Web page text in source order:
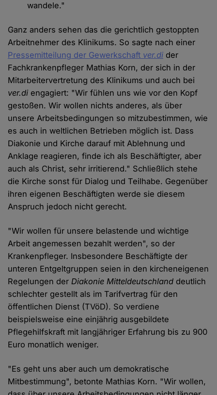
wandele."
Ganz anders sehen das die gerichtlich gestoppten
Arbeitnehmer des Klinikums. So sagte nach einer
Pressemitteilung der Gewerkschaft ver.di der
Fachkrankenpfleger Mathias Korn, der sich in der
Mitarbeitervertretung des Klinikums und auch bei
ver.di engagiert: "Wir fühlen uns wie vor den Kopf
gestoßen. Wir wollen nichts anderes, als über
unsere Arbeitsbedingungen so mitzubestimmen, wie
es auch in weltlichen Betrieben möglich ist. Dass
Diakonie und Kirche darauf mit Ablehnung und
Anklage reagieren, finde ich als Beschäftigter, aber
auch als Christ, sehr irritierend." Schließlich stehe
die Kirche sonst für Dialog und Teilhabe. Gegenüber
ihren eigenen Beschäftigten werde sie diesem
Anspruch jedoch nicht gerecht.
"Wir wollen für unsere belastende und wichtige
Arbeit angemessen bezahlt werden", so der
Krankenpfleger. Insbesondere Beschäftigte der
unteren Entgeltgruppen seien in den kircheneigenen
Regelungen derDiakonie Mitteldeutschland deutlich
schlechter gestellt als im Tarifvertrag für den
öffentlichen Dienst (TVöD). So verdiene
beispielsweise eine einjährig ausgebildete
Pflegehilfskraft mit langjähriger Erfahrung bis zu 900
Euro monatlich weniger.
"Es geht uns aber auch um demokratische
Mitbestimmung", betonte Mathias Korn. "Wir wollen,